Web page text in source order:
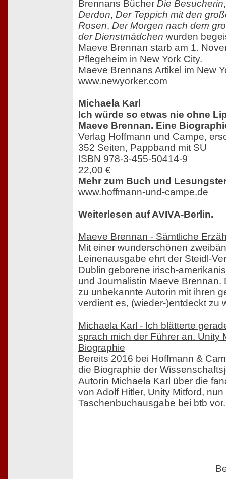
Brennans Bücher Die Besucherin
Derdon, Der Teppich mit den
Rosen, Der Morgen nach dem
der Dienstmädchen wurden
Maeve Brennan starb am 1.
Pflegeheim in New York City.
Maeve Brennans Artikel im New
www.newyorker.com
Michaela Karl
Ich würde so etwas nie ohne
Maeve Brennan. Eine
Verlag Hoffmann und Campe,
352 Seiten, Pappband mit SU
ISBN 978-3-455-50414-9
22,00 €
Mehr zum Buch und
www.hoffmann-und-campe.de
Weiterlesen auf AVIVA-Berlin.
Maeve Brennan - Sämtliche
Mit einer wunderschönen
Leinenausgabe ehrt der Steidl-
Dublin geborene irisch-
und Journalistin Maeve Brennan.
zu unbekannte Autorin mit ihren
verdient es, (wieder-)entdeckt zu
Michaela Karl - Ich blätterte
sprach mich der Führer an. Unity
Biographie
Bereits 2016 bei Hoffmann &
die Biographie der
Autorin Michaela Karl über die
von Adolf Hitler, Unity Mitford, nun
Taschenbuchausgabe bei btb